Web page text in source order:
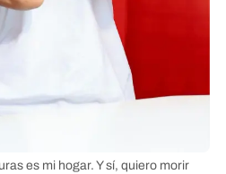
es mi hogar. Y sí, quiero morir